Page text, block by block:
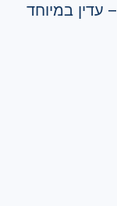
מוצצי אולטרה סופט Plant based – עדין במיוחד